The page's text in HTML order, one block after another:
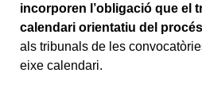
incorporen l’obligació que el
calendari orientatiu del procés
als tribunals de les
eixe calendari.